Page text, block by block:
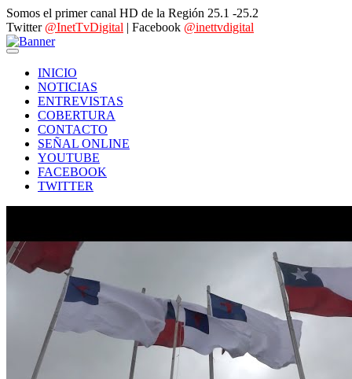
Somos el primer canal HD de la Región 25.1 -25.2
Twitter @InetTvDigital | Facebook @inettvdigital
INICIO
NOTICIAS
ENTREVISTAS
COBERTURA
CONTACTO
SEÑAL ONLINE
YOUTUBE
FACEBOOK
TWITTER